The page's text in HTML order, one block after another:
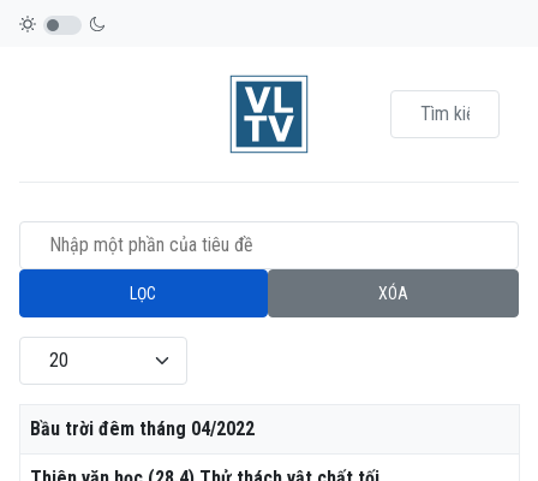
Nhập một phần của tiêu đề
LỌC XÓA
Hiển thị #
Tiêu đề
Bầu trời đêm tháng 04/2022